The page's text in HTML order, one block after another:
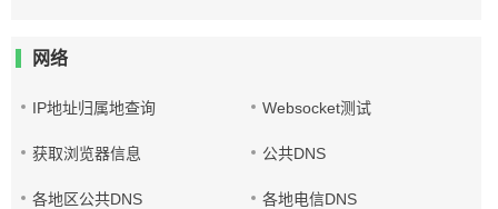
网络
IP地址归属地查询 Websocket测试
获取浏览器信息 公共DNS
各地区公共DNS 各地电信DNS